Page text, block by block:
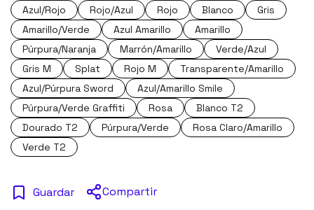
Azul/Rojo
Rojo/Azul Rojo Blanco
Gris
Amarillo/Verde
Azul Amarillo
Amarillo
Púrpura/Naranja
Marrón/Amarillo
Verde/Azul
Gris M
Splat Rojo M
Transparente/Amarillo
Azul/Púrpura Sword
Azul/Amarillo Smile
Púrpura/Verde Graffiti
Rosa
Blanco T2
Dourado T2
Púrpura/Verde
Rosa Claro/Amarillo
Verde T2
Guardar Compartir